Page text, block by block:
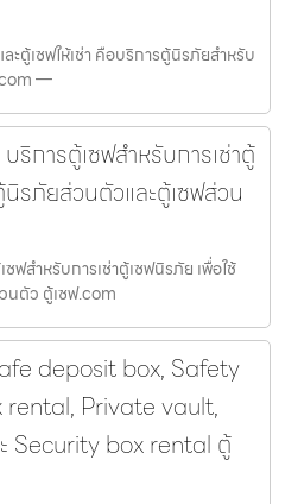
ะตู้เซฟให้เช่า คือบริการตู้นิรภัยสำหรับ
—
การตู้เซฟสำหรับการเช่าตู้
นิรภัยส่วนตัวและตู้เซฟส่วน
สำหรับการเช่าตู้เซฟนิรภัย เพื่อใช้
นตัว ตู้เซฟ.com
deposit box, Safety
Private vault,
Security box rental ตู้